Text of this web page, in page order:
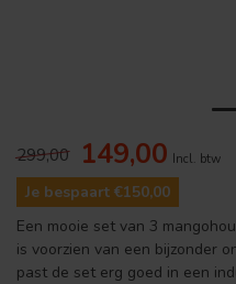
299,00 149,00 Incl. btw
Je bespaart €150,00
Een mooie set van 3
is voorzien van een bijzonder
past de set erg goed in een